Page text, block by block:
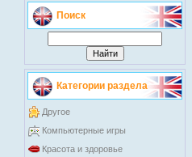
Поиск
Категории раздела
Другое
Компьютерные игры
Красота и здоровье